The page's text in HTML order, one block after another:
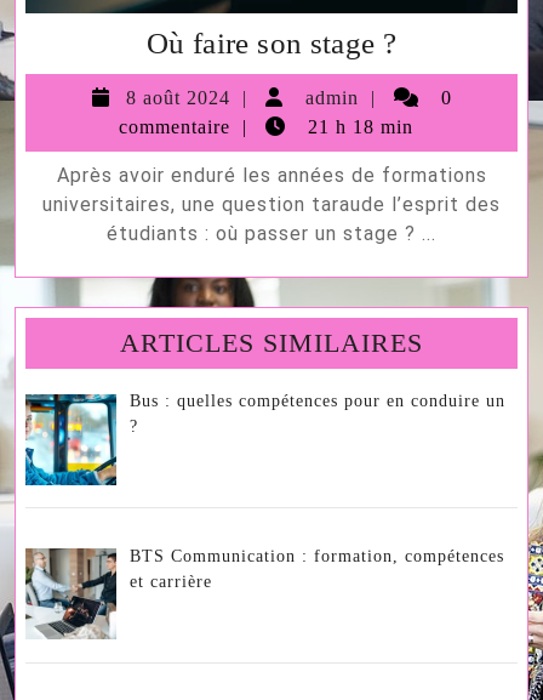
Où faire son stage ?
faire
son
stage
?
8 août 2024
8
août
2024
admin admin 0
commentaire
21 h 18 min
Après avoir enduré les années de formations
universitaires, une question taraude l’esprit des
étudiants : où passer un stage ? ...
ARTICLES SIMILAIRES
Bus : quelles compétences pour en conduire un
?
BTS Communication : formation, compétences
et carrière